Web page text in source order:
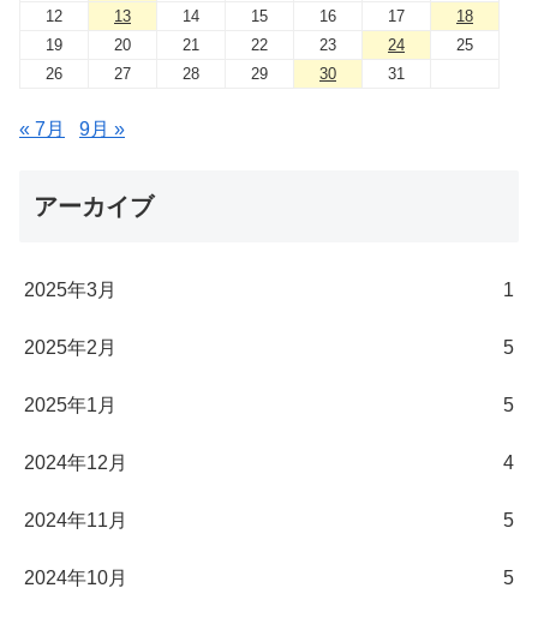
12
13 14 15 16 17
18
19
20 21 22 23 24
25
26
27 28 29 30 31
« 7月 9月 »
アーカイブ
2025年3月 1
2025年2月 5
2025年1月 5
2024年12月 4
2024年11月 5
2024年10月 5